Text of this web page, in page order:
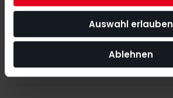
Auswahl erlauben
Ablehnen